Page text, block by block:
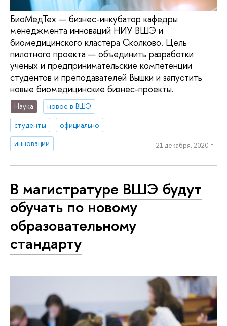
БиоМедТех — бизнес-инкубатор кафедры
менеджмента инноваций НИУ ВШЭ и
биомедицинского кластера Сколково. Цель
пилотного проекта — объединить разработки
ученых и предпринимательские компетенции
студентов и преподавателей Вышки и запустить
новые биомедицинские бизнес-проекты.
Наука
новое в ВШЭ
студенты
официально
инновации
21 декабря, 2020 г.
В магистратуре ВШЭ будут
обучать по новому
образовательному
стандарту